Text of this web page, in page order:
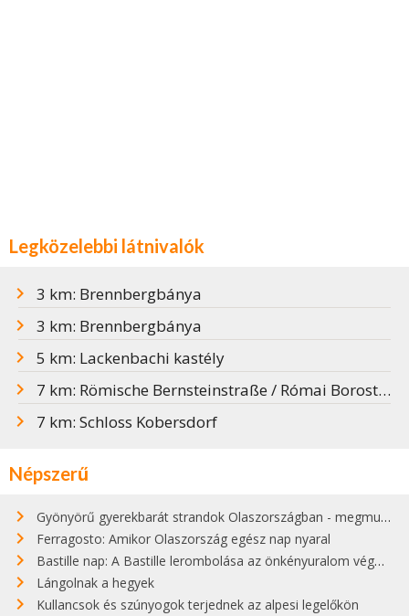
Legközelebbi látnivalók
3 km: Brennbergbánya
3 km: Brennbergbánya
5 km: Lackenbachi kastély
7 km: Römische Bernsteinstraße / Római Borostyánút
7 km: Schloss Kobersdorf
Népszerű
Gyönyörű gyerekbarát strandok Olaszországban - megmutatjuk a 15 legjobbat
Ferragosto: Amikor Olaszország egész nap nyaral
Bastille nap: A Bastille lerombolása az önkényuralom végét jelentette
Lángolnak a hegyek
Kullancsok és szúnyogok terjednek az alpesi legelőkön